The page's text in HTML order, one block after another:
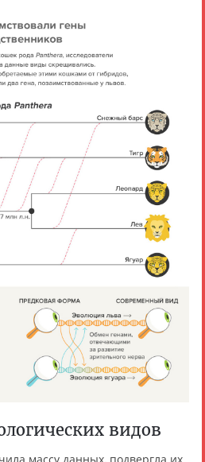
видов
массу данных, подвергла их